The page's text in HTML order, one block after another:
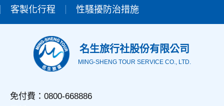
用，決不對外公佈。
外，我們會視需要公佈統計數據及說明文字，但不涉及特定個
人之資料。
三、資料之保護
備及必要的安全防護措施，加以保護網站及您的個人資料採用
嚴格的保護措施，只由經過授權的人員才能接觸您的個人資
客製化行程
性騷擾防治措施
名生旅行社股份有限公司
MING-SHENG TOUR SERVICE CO., LTD.
免付費：0800-668886